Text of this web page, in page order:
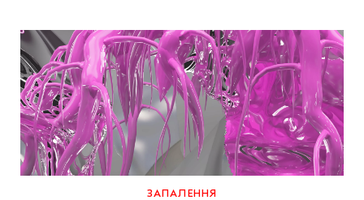
ЗАПАЛЕННЯ